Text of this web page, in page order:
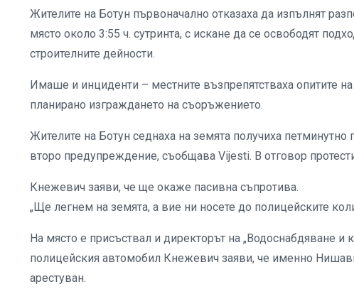
Жителите на Ботун първоначално отказаха да изпълнят
място около 3:55 ч. сутринта, с искане да се освободят
строителните дейности.
Имаше и инциденти – местните възпрепятстваха опитите
планирано изграждането на съоръжението.
Жителите на Ботун седнаха на земята получиха
второ предупреждение, съобщава Vijesti. В отговор
Кнежевич заяви, че ще окаже пасивна съпротива.
„Ще легнем на земята, а вие ни носете до полицейските
На място е присъствал и директорът на „Водоснабдяване
полицейския автомобил Кнежевич заяви, че именно
арестуван.